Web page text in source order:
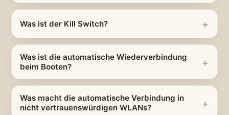
Was ist der Kill Switch?
Was ist die automatische Wiederverbindung
beim Booten?
Was macht die automatische Verbindung in
nicht vertrauenswürdigen WLANs?